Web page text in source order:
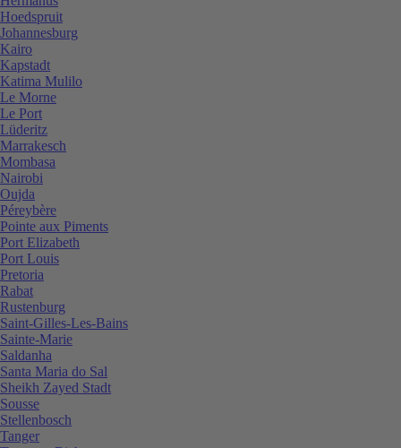
Hoedspruit
Johannesburg
Kairo
Kapstadt
Katima Mulilo
Le Morne
Le Port
Lüderitz
Marrakesch
Mombasa
Nairobi
Oujda
Péreybère
Pointe aux Piments
Port Elizabeth
Port Louis
Pretoria
Rabat
Rustenburg
Saint-Gilles-Les-Bains
Sainte-Marie
Saldanha
Santa Maria do Sal
Sheikh Zayed Stadt
Sousse
Stellenbosch
Tanger